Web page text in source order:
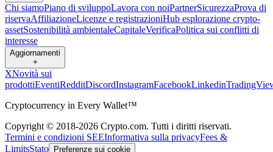
Chi siamoPiano di sviluppoLavora con noiPartnerSicurezzaProva di
riservaAffiliazioneLicenze e registrazioniHub esplorazione crypto-
assetSostenibilità ambientaleCapitaleVerificaPolitica sui conflitti di
interesse
Aggiornamenti
+
XNovità sui
prodottiEventiRedditDiscordInstagramFacebookLinkedin
Cryptocurrency in Every Wallet™
Copyright © 2018-2026 Crypto.com. Tutti i diritti riservati.
Termini e condizioni SEEInformativa sulla privacyFees &
LimitsStato Preferenze sui cookie